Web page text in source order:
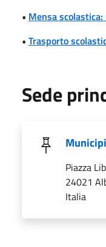
• Mensa
• Trasporto
Sede
Piazza
24021
Italia